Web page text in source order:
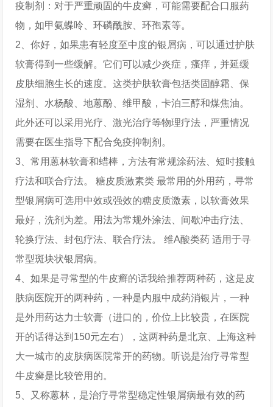
疫制剂：对于严重顽固的牛皮癣，可能需要配合口服药
物，如甲氨蝶呤、环磷酰胺、环孢素等。
2、你好，如果患有轻度至中度的银屑病，可以通过护肤
软膏得到一些缓解。它们可以减少炎症，瘙痒，并延缓
皮肤细胞生长的速度。这类护肤软膏包括类固醇霜、保
湿剂、水杨酸、地蒽酚、维甲酸，卡泊三醇和煤焦油。
此外还可以采用光疗、激光治疗等物理疗法，严重情况
需要在医生指导下配合免疫抑制剂。
3、常用蒽林软膏和蜡棒，方法有常规涂药法、短时接触
疗法和联合疗法。 糖皮质激素类 最常用的外用药，寻常
型银屑病可选用中效或强效的糖皮质激素，以软膏效果
最好，洗剂为差。用法为常规外涂法、间歇冲击疗法、
轮换疗法、封包疗法、联合疗法。 维A酸类药 适用于寻
常型斑块状银屑病。
4、如果是寻常型的牛皮癣的话我给推荐两种药，这是皮
肤病医院开的两种药，一种是内服中成药消银片，一种
是外用药达力士软膏（进口的，价位上比较贵，在医院
开的话得达到150元左右），这两种药是北京、上海这种
大一城市的皮肤病医院常开的药物。听说是治疗寻常型
牛皮癣是比较管用的。
5、又称蒽林，是治疗寻常型稳定性银屑病最有效的药